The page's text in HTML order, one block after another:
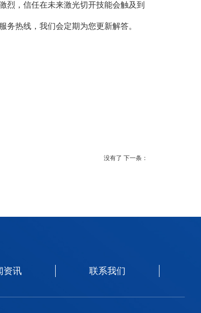
，信任在未来激光切开技能会触及到
务热线，我们会定期为您更新解答。
没有了 下一条：
资讯
联系我们